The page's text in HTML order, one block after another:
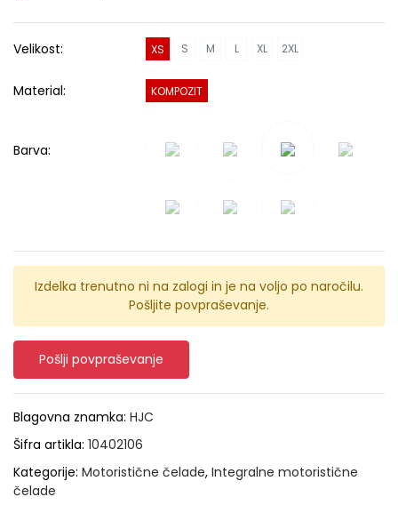
Velikost: XS S M L XL 2XL
Material: KOMPOZIT
Barva:
Izdelka trenutno ni na zalogi in je na voljo po naročilu.
Pošljite povpraševanje.
Pošlji povpraševanje
Blagovna znamka: HJC
Šifra artikla: 10402106
Kategorije: Motoristične čelade, Integralne motoristične
čelade